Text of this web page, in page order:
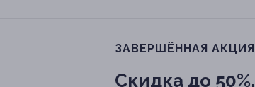
ЗАВЕРШЁННАЯ АКЦИЯ
Скидка до 50%.